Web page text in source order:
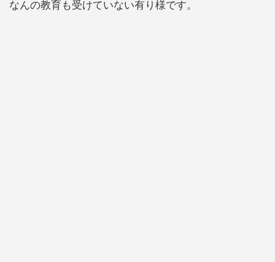
なんの教育も受けていない有り様です。